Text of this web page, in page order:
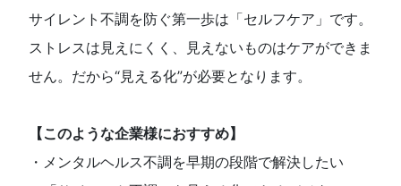
サイレント不調を防ぐ第一歩は「セルフケア」です。
ストレスは見えにくく、見えないものはケアができま
せん。だから“見える化”が必要となります。
【このような企業様におすすめ】
・メンタルヘルス不調を早期の段階で解決したい